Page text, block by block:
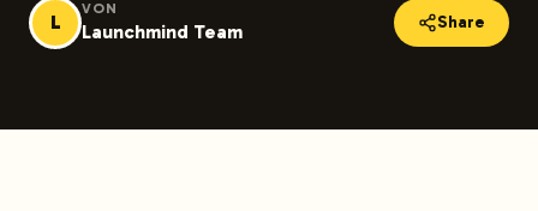
L
VON
Launchmind Team Share